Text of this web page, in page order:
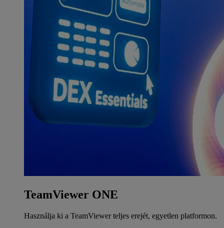
TeamViewer ONE
Használja ki a TeamViewer teljes erejét, egyetlen platformon.